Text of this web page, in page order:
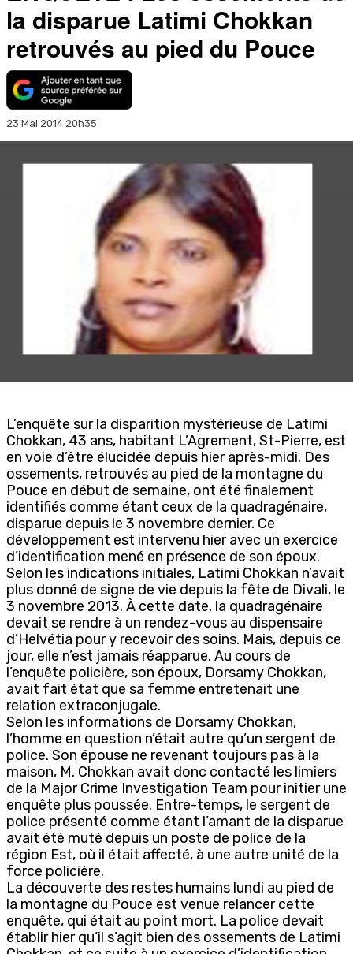
la disparue Latimi Chokkan
retrouvés au pied du Pouce
23 Mai 2014 20h35
L’enquête sur la disparition mystérieuse de Latimi
Chokkan, 43 ans, habitant L’Agrement, St-Pierre, est
en voie d’être élucidée depuis hier après-midi. Des
ossements, retrouvés au pied de la montagne du
Pouce en début de semaine, ont été finalement
identifiés comme étant ceux de la quadragénaire,
disparue depuis le 3 novembre dernier. Ce
développement est intervenu hier avec un exercice
d’identification mené en présence de son époux.
Selon les indications initiales, Latimi Chokkan n’avait
plus donné de signe de vie depuis la fête de Divali, le
3 novembre 2013. À cette date, la quadragénaire
devait se rendre à un rendez-vous au dispensaire
d’Helvétia pour y recevoir des soins. Mais, depuis ce
jour, elle n’est jamais réapparue. Au cours de
l’enquête policière, son époux, Dorsamy Chokkan,
avait fait état que sa femme entretenait une
relation extraconjugale.
Selon les informations de Dorsamy Chokkan,
l’homme en question n’était autre qu’un sergent de
police. Son épouse ne revenant toujours pas à la
maison, M. Chokkan avait donc contacté les limiers
de la Major Crime Investigation Team pour initier une
enquête plus poussée. Entre-temps, le sergent de
police présenté comme étant l’amant de la disparue
avait été muté depuis un poste de police de la
région Est, où il était affecté, à une autre unité de la
force policière.
La découverte des restes humains lundi au pied de
la montagne du Pouce est venue relancer cette
enquête, qui était au point mort. La police devait
établir hier qu’il s’agit bien des ossements de Latimi